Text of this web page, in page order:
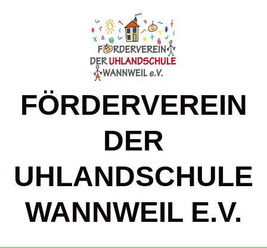
FÖRDERVEREIN
DER
UHLANDSCHULE
WANNWEIL E.V.